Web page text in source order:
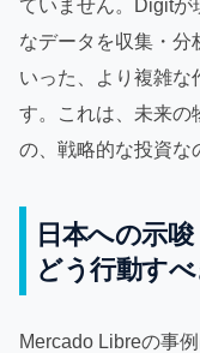
ていません。Digitが
なデータを収集・分
いった、より複雑な
す。これは、未来の
の、戦略的な投資な
日本への示唆
どう行動す
Mercado Libreの事